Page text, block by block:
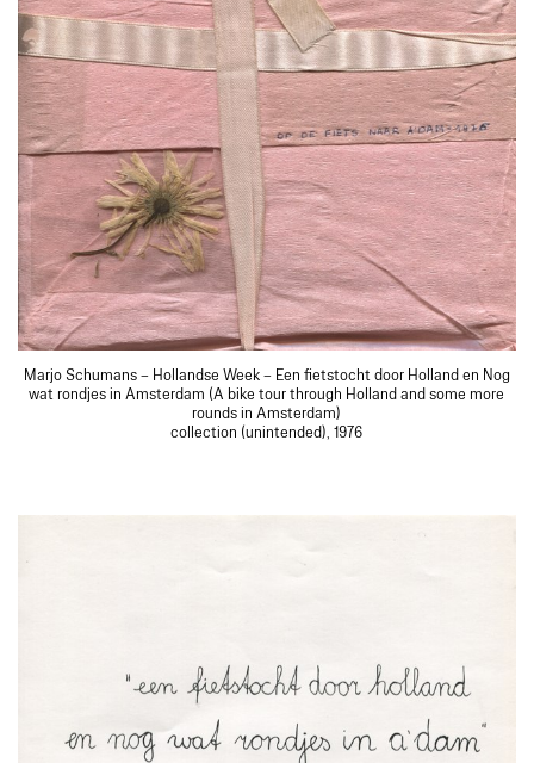
Marjo Schumans – Hollandse Week – Een fietstocht door Holland en Nog
wat rondjes in Amsterdam (A bike tour through Holland and some more
rounds in Amsterdam)
collection (unintended), 1976